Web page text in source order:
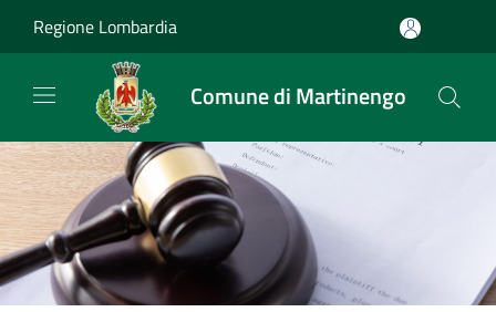
Regione Lombardia
Comune di Martinengo